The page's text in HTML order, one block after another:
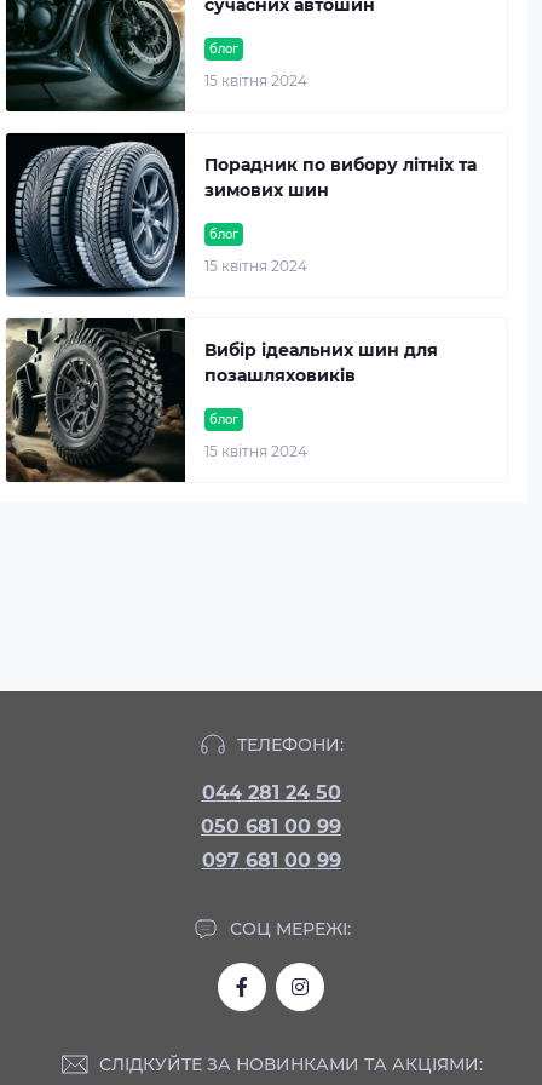
блог
15 квітня 2024
блог
15 квітня 2024
Порадник по вибору літніх та
зимових шин
блог
15 квітня 2024
Вибір ідеальних шин для
позашляховиків
ТЕЛЕФОНИ:
044 281 24 50
050 681 00 99
097 681 00 99
СОЦ МЕРЕЖІ:
СЛІДКУЙТЕ ЗА НОВИНКАМИ ТА АКЦІЯМИ: